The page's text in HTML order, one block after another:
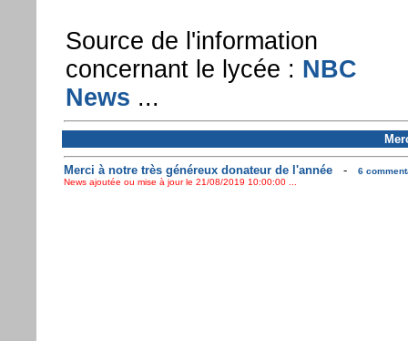
Source de l'information
concernant le lycée : NBC
News ...
Merci à notre très généreux donateur de l'année-
6
News ajoutée ou mise à jour le 21/08/2019 10:00:00 ...